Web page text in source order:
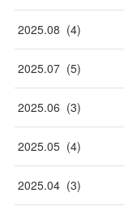
2025.08 (4)
2025.07 (5)
2025.06 (3)
2025.05 (4)
2025.04 (3)